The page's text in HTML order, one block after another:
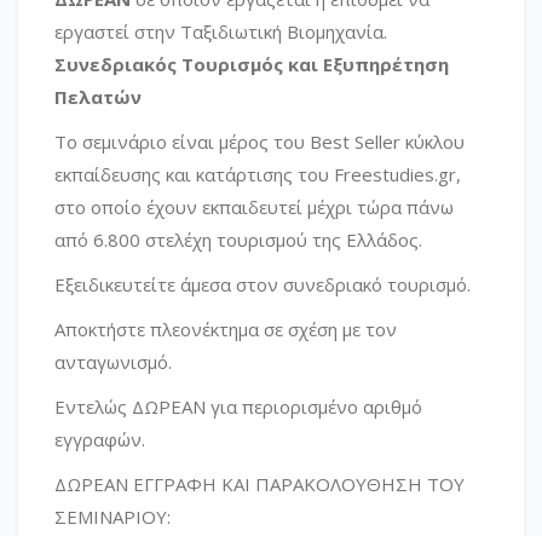
εργαστεί στην Ταξιδιωτική Βιομηχανία.
Συνεδριακός Τουρισμός και Εξυπηρέτηση
Πελατών
Το σεμινάριο είναι μέρος του Best Seller κύκλου
εκπαίδευσης και κατάρτισης του Freestudies.gr,
στο οποίο έχουν εκπαιδευτεί μέχρι τώρα πάνω
από 6.800 στελέχη τουρισμού της Ελλάδος.
Εξειδικευτείτε άμεσα στον συνεδριακό τουρισμό.
Αποκτήστε πλεονέκτημα σε σχέση με τον
ανταγωνισμό.
Εντελώς ΔΩΡΕΑΝ για περιορισμένο αριθμό
εγγραφών.
ΔΩΡΕΑΝ ΕΓΓΡΑΦΗ ΚΑΙ ΠΑΡΑΚΟΛΟΥΘΗΣΗ ΤΟΥ
ΣΕΜΙΝΑΡΙΟΥ: